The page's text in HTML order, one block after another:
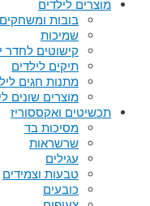
מוצרים לילדים
בובות ומשחקים
שמיכות
קישוטים לחדר
תיקים לילדים
מתנות חגים
מוצרים שונים
תכשיטים ואקססוריז
מסיכות בד
שרשראות
עגילים
טבעות וצמידים
כובעים